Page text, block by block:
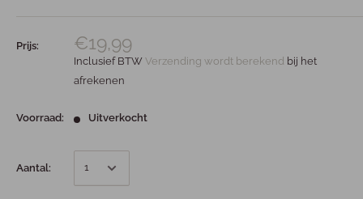
Prijs: €19,99
Inclusief BTW Verzending wordt berekend bij het
afrekenen
Voorraad: Uitverkocht
Aantal: